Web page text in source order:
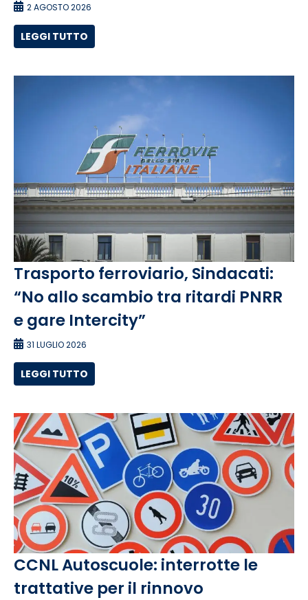
2 AGOSTO 2026
LEGGI TUTTO
Trasporto ferroviario, Sindacati:
“No allo scambio tra ritardi PNRR
e gare Intercity”
31 LUGLIO 2026
LEGGI TUTTO
CCNL Autoscuole: interrotte le
trattative per il rinnovo